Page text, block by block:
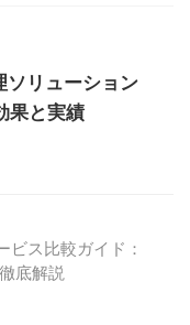
ソリューション
果と実績
ビス比較ガイド：
底解説